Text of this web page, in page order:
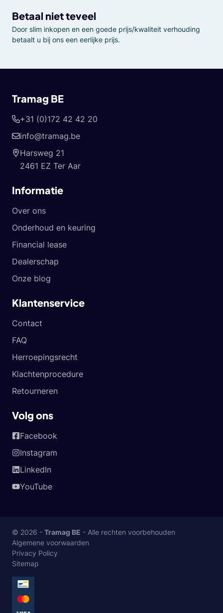
Betaal niet teveel
Door slim inkopen en een goede prijs/kwaliteit verhouding
betaalt u bij ons een eerlijke prijs.
Tramag BE
+31 (0)172 42 42 20
info@tramag.be
Harsweg 21
2461 EZ Ter Aar
Informatie
Over ons
Onderhoud en keuring
Financial lease
Dealerschap
Onze blog
Klantenservice
Contact
FAQ
Herroepingsrecht
Klachtenprocedure
Retourneren
Volg ons
Facebook
Instagram
LinkedIn
YouTube
© 2026 - Tramag BE - Alle rechten voorbehouden
Algemene voorwaarden
Privacy Policy
Sitemap